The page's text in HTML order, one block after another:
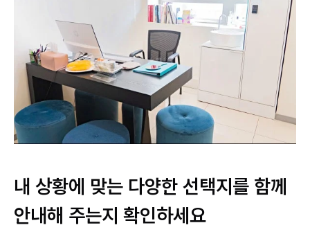
내 상황에 맞는 다양한 선택지를 함께
안내해 주는지 확인하세요